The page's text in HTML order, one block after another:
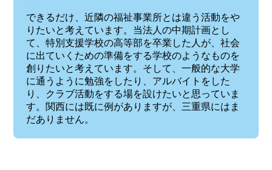
できるだけ、近隣の福祉事業所とは違う活動をや
りたいと考えています。当法人の中期計画とし
て、特別支援学校の高等部を卒業した人が、社会
に出ていくための準備をする学校のようなものを
創りたいと考えています。そして、一般的な大学
に通うように勉強をしたり、アルバイトをした
り、クラブ活動をする場を設けたいと思っていま
す。関西には既に例がありますが、三重県にはま
だありません。